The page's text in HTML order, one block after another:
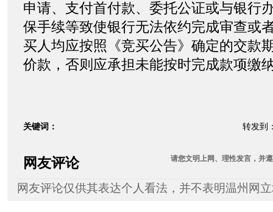
申请、支付首付款、委托公证或与银行
保手续等致使银行无法依约完成审查或
买人均应按照《竞买公告》确定的交款
价款，否则应承担未能按时完成款项缴
关键词： 转发到
请您文明上网、理性发言 ，并
网友评论
网友评论仅供其表达个人看法，并不表明温州网